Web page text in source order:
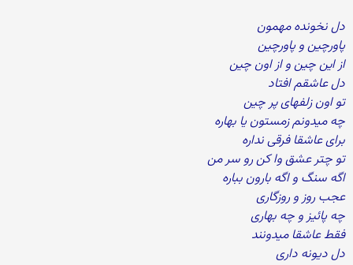
دل نخونده مهمون
پاورچین و پاورچین
از این چین و از اون چین
دل عاشقم افتاد
تو اون زلفهای پر چین
چه میدونم زمستون یا بهاره
برای عاشقا فرقی نداره
تو چتر عشق وا کن رو سر من
اگه سنگ و اگه بارون بباره
عجب روز و روزگاری
چه پائیز و چه بهاری
فقط عاشقا میدونند
دل دیونه داری